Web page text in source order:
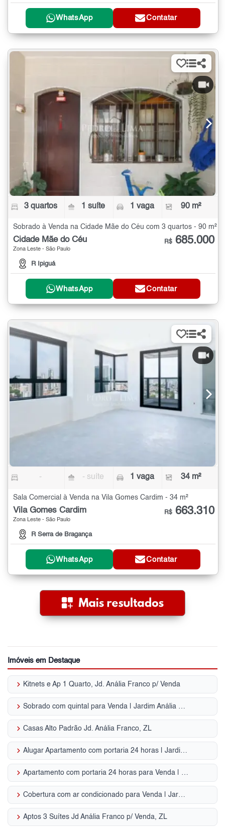
WhatsApp Contatar
3 quartos 1 suíte 1 vaga 90 m²
Sobrado à Venda na Cidade Mãe do Céu com 3 quartos - 90 m²
Cidade Mãe do Céu
Zona Leste - São Paulo
R Ipiguá
R$ 685.000
WhatsApp Contatar
- - suíte 1 vaga 34 m²
Sala Comercial à Venda na Vila Gomes Cardim - 34 m²
Vila Gomes Cardim
Zona Leste - São Paulo
R Serra de Bragança
R$ 663.310
WhatsApp Contatar
Imóveis em Destaque
keyboard_arrow_right Kitnets e Ap 1 Quarto, Jd. Anália Franco p/ Venda
keyboard_arrow_right Sobrado com quintal para Venda | Jardim Anália Franco
keyboard_arrow_right Casas Alto Padrão Jd. Anália Franco, ZL
keyboard_arrow_right Alugar Apartamento com portaria 24 horas | Jardim Anália Franco
keyboard_arrow_right Apartamento com portaria 24 horas para Venda | Jardim Anália Franco
keyboard_arrow_right Cobertura com ar condicionado para Venda | Jardim Anália Franco
keyboard_arrow_right Aptos 3 Suítes Jd Anália Franco p/ Venda, ZL